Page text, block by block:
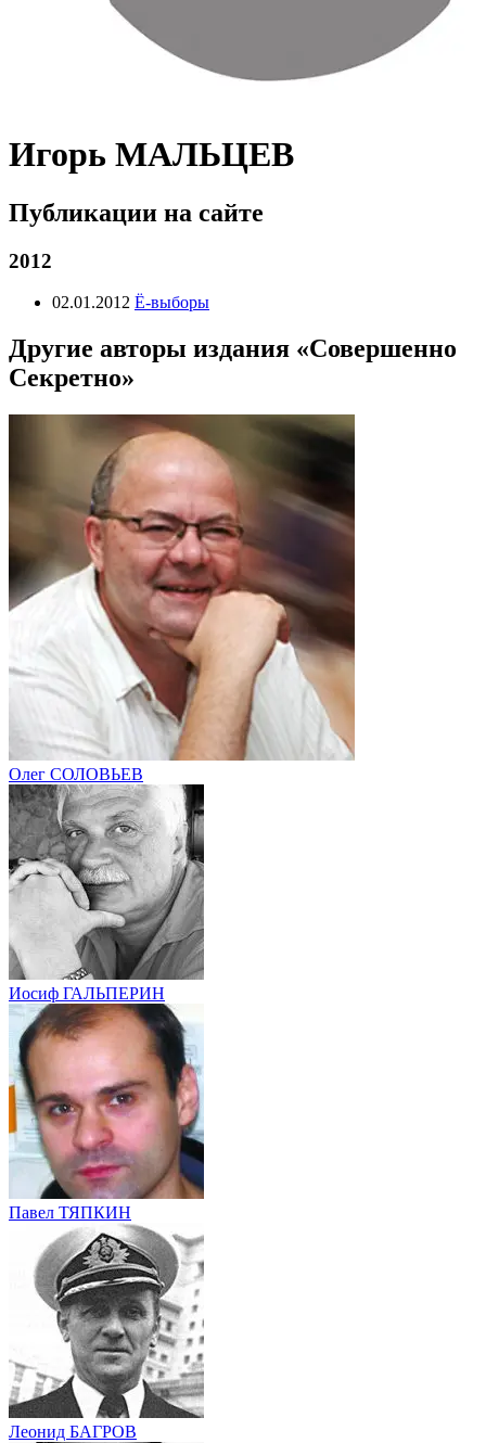
Игорь МАЛЬЦЕВ
Публикации на сайте
2012
02.01.2012 Ё-выборы
Другие авторы издания «Совершенно
Секретно»
Олег СОЛОВЬЕВ
Иосиф ГАЛЬПЕРИН
Павел ТЯПКИН
Леонид БАГРОВ